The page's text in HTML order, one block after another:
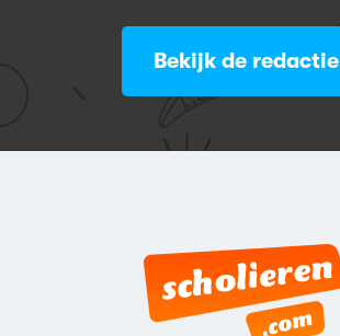
Bekijk de redactie